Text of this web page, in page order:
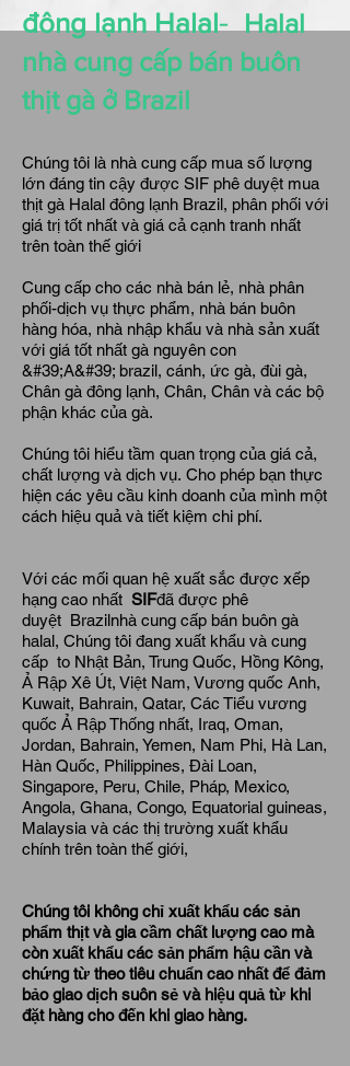
đông lạnh Halal-Halal
nhà cung cấp bán buôn
thịt gà ở Brazil
Chúng tôi là nhà cung cấp mua số lượng
lớn đáng tin cậy được SIF phê duyệt mua
thịt gà Halal đông lạnh Brazil, phân phối với
giá trị tốt nhất và giá cả cạnh tranh nhất
trên toàn thế giới
Cung cấp cho các nhà bán lẻ, nhà phân
phối-dịch vụ thực phẩm, nhà bán buôn
hàng hóa, nhà nhập khẩu và nhà sản xuất
với giá tốt nhất gà nguyên con
&#39;A&#39; brazil, cánh, ức gà, đùi gà,
Chân gà đông lạnh, Chân, Chân và các bộ
phận khác của gà.
Chúng tôi hiểu tầm quan trọng của giá cả,
chất lượng và dịch vụ. Cho phép bạn thực
hiện các yêu cầu kinh doanh của mình một
cách hiệu quả và tiết kiệm chi phí.
Với các mối quan hệ xuất sắc được xếp
hạng cao nhất SIFđã được phê
duyệt Brazilnhà cung cấp bán buôn gà
halal, Chúng tôi đang xuất khẩu và cung
cấp to Nhật Bản, Trung Quốc, Hồng Kông,
Ả Rập Xê Út, Việt Nam, Vương quốc Anh,
Kuwait, Bahrain, Qatar, Các Tiểu vương
quốc Ả Rập Thống nhất, Iraq, Oman,
Jordan, Bahrain, Yemen, Nam Phi, Hà Lan,
Hàn Quốc, Philippines, Đài Loan,
Singapore, Peru, Chile, Pháp, Mexico,
Angola, Ghana, Congo, Equatorial guineas,
Malaysia và các thị trường xuất khẩu
chính trên toàn thế giới,
Chúng tôi không chỉ xuất khẩu các sản
phẩm thịt và gia cầm chất lượng cao mà
còn xuất khẩu các sản phẩm hậu cần và
chứng từ theo tiêu chuẩn cao nhất để đảm
bảo giao dịch suôn sẻ và hiệu quả từ khi
đặt hàng cho đến khi giao hàng.